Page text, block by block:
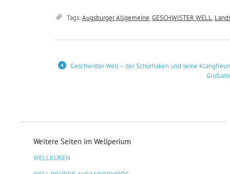
Tags:Augsburger Allgemeine,GESCHWISTER WELL,
Geschwister Well – der Schürhaken und seine
Weitere Seiten im Wellperium
WELLKÜREN